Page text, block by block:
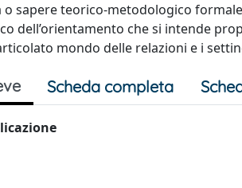
o sapere teorico-metodologico
dell’orientamento che si intende
mondo delle relazioni e i
Scheda completa